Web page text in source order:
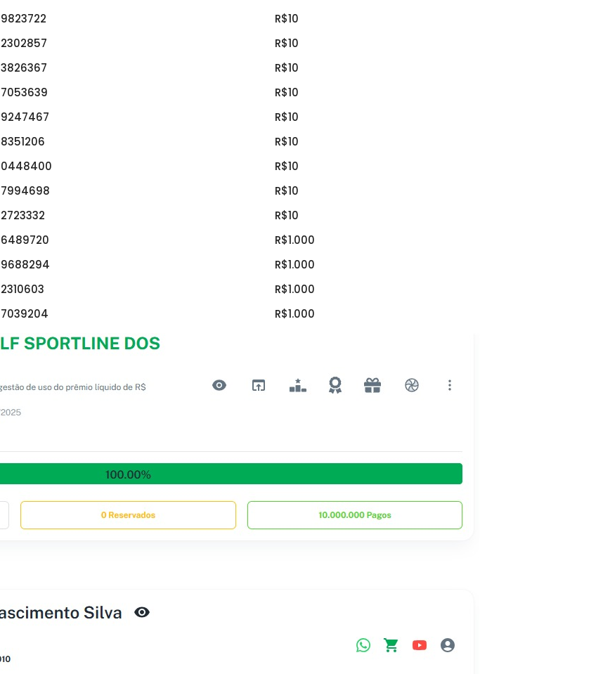
9823722
R$10
2302857
R$10
3826367
R$10
7053639
R$10
9247467
R$10
8351206
R$10
0448400
R$10
7994698
R$10
2723332
R$10
6489720
R$1.000
9688294
R$1.000
2310603
R$1.000
7039204 R$1.000